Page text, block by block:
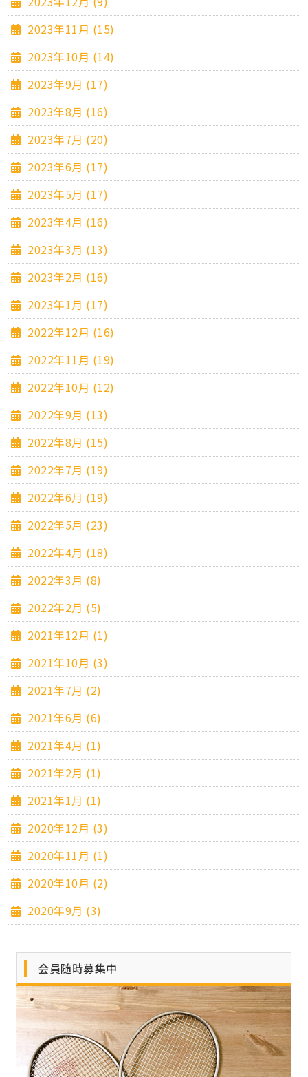
2023年11月 (15)
2023年10月 (14)
2023年9月 (17)
2023年8月 (16)
2023年7月 (20)
2023年6月 (17)
2023年5月 (17)
2023年4月 (16)
2023年3月 (13)
2023年2月 (16)
2023年1月 (17)
2022年12月 (16)
2022年11月 (19)
2022年10月 (12)
2022年9月 (13)
2022年8月 (15)
2022年7月 (19)
2022年6月 (19)
2022年5月 (23)
2022年4月 (18)
2022年3月 (8)
2022年2月 (5)
2021年12月 (1)
2021年10月 (3)
2021年7月 (2)
2021年6月 (6)
2021年4月 (1)
2021年2月 (1)
2021年1月 (1)
2020年12月 (3)
2020年11月 (1)
2020年10月 (2)
2020年9月 (3)
会員随時募集中